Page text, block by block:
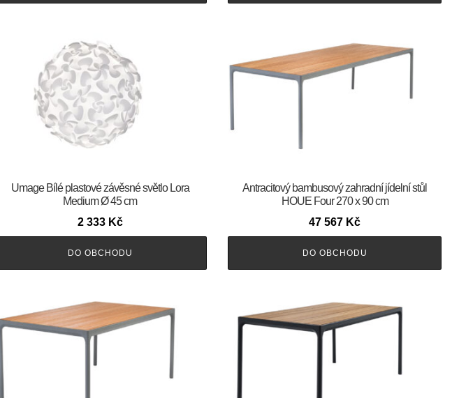
Umage Bílé plastové závěsné světlo Lora
Medium Ø 45 cm
2 333 Kč
DO OBCHODU
Antracitový bambusový zahradní jídelní stůl
HOUE Four 270 x 90 cm
47 567 Kč
DO OBCHODU